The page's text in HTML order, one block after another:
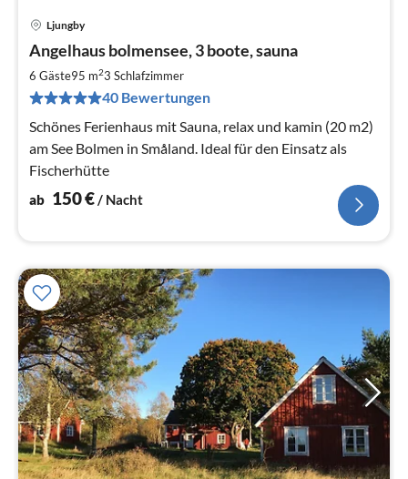
Ljungby
Angelhaus bolmensee, 3 boote, sauna
6 Gäste95 m23 Schlafzimmer
40 Bewertungen
Schönes Ferienhaus mit Sauna, relax und kamin (20 m2)
am See Bolmen in Småland. Ideal für den Einsatz als
Fischerhütte
ab 150€/ Nacht